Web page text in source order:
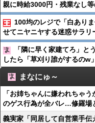
親に時給3000円・残業なし
100均のレジで「白あり
せてニヤニヤする迷惑サラリ
「隣に早く家建てろ」と
したら「草刈り誰がするのw
まなにゅ～
「お姉ちゃんに嫌われちゃ
のゲス行為が全バレ…修羅場
義実家「同居して自営業手